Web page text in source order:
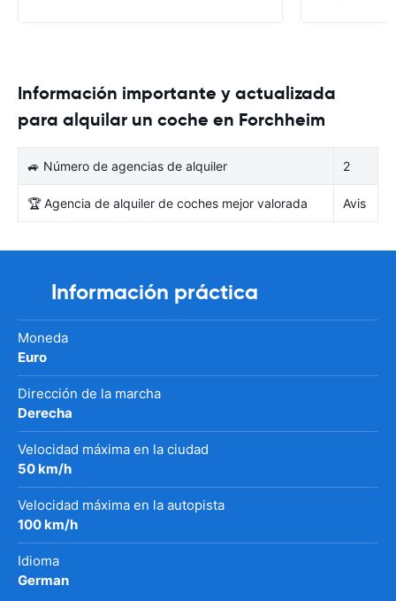
Información importante y actualizada
para alquilar un coche en Forchheim
🚙 Número de agencias de alquiler 2
🏆 Agencia de alquiler de coches mejor valorada Avis
Información práctica
Moneda
Euro
Dirección de la marcha
Derecha
Velocidad máxima en la ciudad
50 km/h
Velocidad máxima en la autopista
100 km/h
Idioma
German